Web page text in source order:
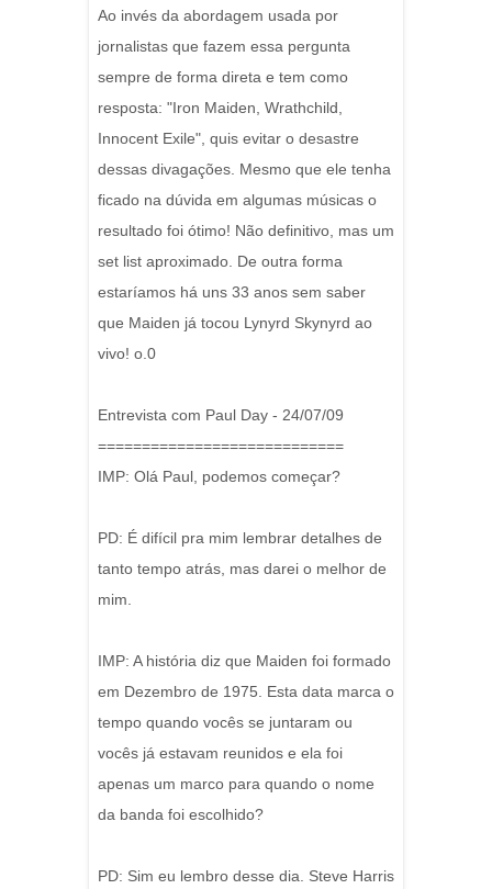
Ao invés da abordagem usada por
jornalistas que fazem essa pergunta
sempre de forma direta e tem como
resposta: "Iron Maiden, Wrathchild,
Innocent Exile", quis evitar o desastre
dessas divagações. Mesmo que ele tenha
ficado na dúvida em algumas músicas o
resultado foi ótimo! Não definitivo, mas um
set list aproximado. De outra forma
estaríamos há uns 33 anos sem saber
que Maiden já tocou Lynyrd Skynyrd ao
vivo! o.0
Entrevista com Paul Day - 24/07/09
============================
IMP: Olá Paul, podemos começar?
PD: É difícil pra mim lembrar detalhes de
tanto tempo atrás, mas darei o melhor de
mim.
IMP: A história diz que Maiden foi formado
em Dezembro de 1975. Esta data marca o
tempo quando vocês se juntaram ou
vocês já estavam reunidos e ela foi
apenas um marco para quando o nome
da banda foi escolhido?
PD: Sim eu lembro desse dia. Steve Harris